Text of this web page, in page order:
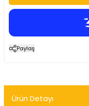
Paylaş
Ürün Detayı